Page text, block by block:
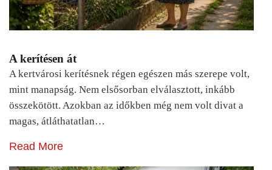
A kerítésen át
A kertvárosi kerítésnek régen egészen más szerepe volt,
mint manapság. Nem elsősorban elválasztott, inkább
összekötött. Azokban az időkben még nem volt divat a
magas, átláthatatlan…
Read More